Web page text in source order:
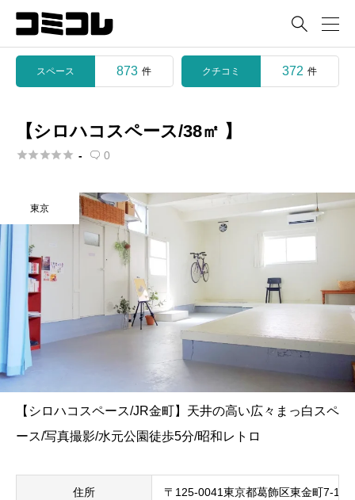

スペース 873 件 クチコミ 372 件
【シロハコスペース/38㎡ 】
 -  0
東京
【シロハコスペース/JR金町】天井の高い広々まっ白スペ
ース/写真撮影/水元公園徒歩5分/昭和レトロ
住所 〒125-0041東京都葛飾区東金町7-14-